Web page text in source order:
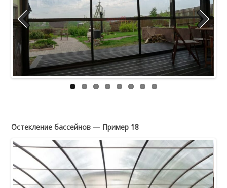
Previous Next
Остекление бассейнов — Пример 18